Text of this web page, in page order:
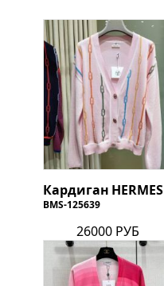
Кардиган HERMES
BMS-125639
26000 РУБ